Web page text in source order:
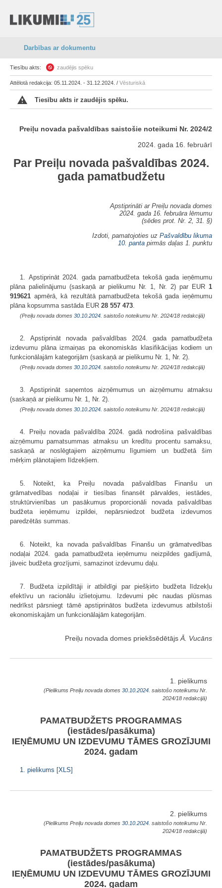
Darbības ar dokumentu
Tiesību akts: zaudējis spēku
Attēlotā redakcija: 05.11.2024. - 31.12.2024. / Vēsturiskā
Tiesību akts ir zaudējis spēku.
Preiļu novada pašvaldības saistošie noteikumi Nr. 2024/2
2024. gada 16. februārī
Par Preiļu novada pašvaldības 2024.
gada pamatbudžetu
Apstiprināti ar Preiļu novada domes
2024. gada 16. februāra lēmumu
(sēdes prot. Nr. 2, 31. §)
Izdoti, pamatojoties uz Pašvaldību likuma
10. panta pirmās daļas 1. punktu
1. Apstiprināt 2024. gada pamatbudžeta tekošā gada ieņēmumu
plāna palielinājumu (saskaņā ar pielikumu Nr. 1, Nr. 2) par EUR 1
919621 apmērā, kā rezultātā pamatbudžeta tekošā gada ieņēmumu
plāna kopsumma sastāda EUR 28 557 473
(Preiļu novada domes 30.10.2024. saistošo noteikumu Nr. 2024/18 redakcijā)
2. Apstiprināt novada pašvaldības 2024. gada pamatbudžeta
izdevumu plāna izmaiņas pa ekonomiskās klasifikācijas kodiem un
funkcionālajām kategorijām (saskaņā ar pielikumu Nr. 1, Nr. 2).
(Preiļu novada domes 30.10.2024. saistošo noteikumu Nr. 2024/18 redakcijā)
3. Apstiprināt saņemtos aizņēmumus un aizņēmumu atmaksu
(saskaņā ar pielikumu Nr. 1, Nr. 2).
(Preiļu novada domes 30.10.2024. saistošo noteikumu Nr. 2024/18 redakcijā)
4. Preiļu novada pašvaldība 2024. gadā nodrošina pašvaldības
aizņēmumu pamatsummas atmaksu un kredītu procentu samaksu,
saskaņā ar noslēgtajiem aizņēmumu līgumiem un budžetā šim
mērķim plānotajiem līdzekļiem.
5. Noteikt, ka Preiļu novada pašvaldības Finanšu un
grāmatvedības nodaļai ir tiesības finansēt pārvaldes, iestādes,
struktūrvienības un pasākumus proporcionāli novada pašvaldības
budžeta ieņēmumu izpildei, nepārsniedzot budžeta izdevumos
paredzētās summas.
6. Noteikt, ka novada pašvaldības Finanšu un grāmatvedības
nodaļai 2024. gada pamatbudžeta ieņēmumu neizpildes gadījumā,
jāveic budžeta grozījumi, samazinot izdevumu daļu.
7. Budžeta izpildītāji ir atbildīgi par piešķirto budžeta līdzekļu
efektīvu un racionālu izlietojumu. Izdevumi pēc naudas plūsmas
nedrīkst pārsniegt tāmē apstiprinātos budžeta izdevumus atbilstoši
ekonomiskajām un funkcionālajām kategorijām.
Preiļu novada domes priekšsēdētājs Ā. Vucāns
1. pielikums
(Pielikums Preiļu novada domes 30.10.2024. saistošo noteikumu Nr.
2024/18 redakcijā)
PAMATBUDŽETS PROGRAMMAS
(iestādes/pasākuma)
IEŅĒMUMU UN IZDEVUMU TĀMES GROZĪJUMI
2024. gadam
1. pielikums [XLS]
2. pielikums
(Pielikums Preiļu novada domes 30.10.2024. saistošo noteikumu Nr.
2024/18 redakcijā)
PAMATBUDŽETS PROGRAMMAS
(iestādes/pasākuma)
IEŅĒMUMU UN IZDEVUMU TĀMES GROZĪJUMI
2024. gadam